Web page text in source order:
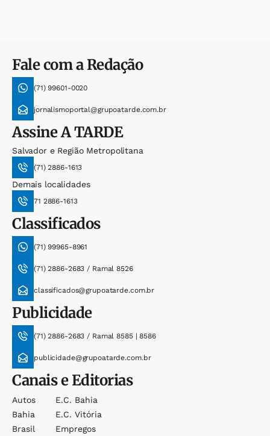
Fale com a Redação
(71) 99601-0020
jornalismoportal@grupoatarde.com.br
AssineA TARDE
Salvador e Região Metropolitana
(71) 2886-1613
Demais localidades
71 2886-1613
Classificados
(71) 99965-8961
(71) 2886-2683 / Ramal 8526
classificados@grupoatarde.com.br
Publicidade
(71) 2886-2683 / Ramal 8585 | 8586
publicidade@grupoatarde.com.br
Canais e Editorias
Autos
Bahia
Brasil
E.c. Bahia
E.c. Vitória
Empregos